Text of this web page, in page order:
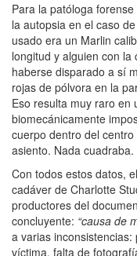
Para la patóloga
la autopsia en el caso
usado era un Marlin
longitud y alguien con
haberse disparado a sí
rojas de pólvora en la
Eso resulta muy raro en
biomecánicamente
cuerpo dentro del
asiento. Nada cuadraba.
Con todos estos datos,
cadáver de Charlotte
productores del
concluyente: “causa de
a varias
víctima, falta de